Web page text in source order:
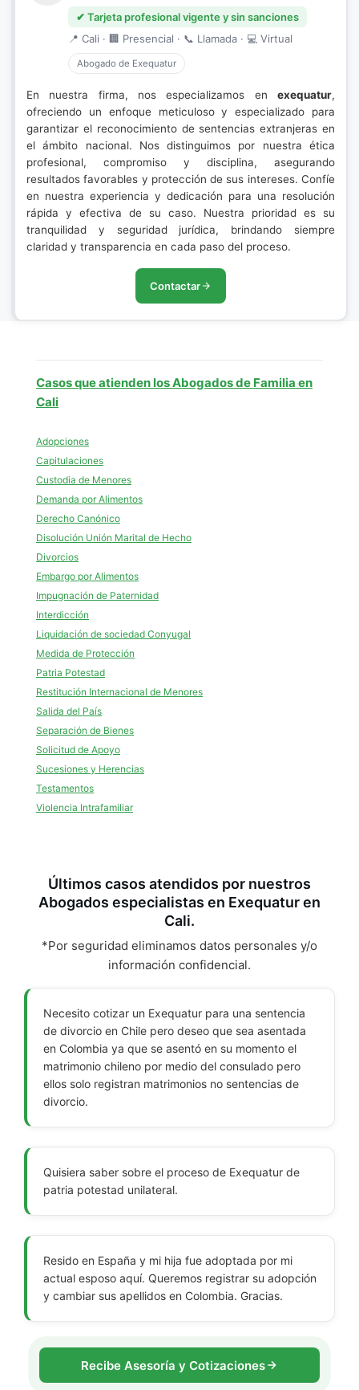
✔ Tarjeta profesional vigente y sin sanciones
📍 Cali · 🏢 Presencial · 📞 Llamada · 💻 Virtual
Abogado de Exequatur
En nuestra firma, nos especializamos en exequatur,
ofreciendo un enfoque meticuloso y especializado para
garantizar el reconocimiento de sentencias extranjeras en
el ámbito nacional. Nos distinguimos por nuestra ética
profesional, compromiso y disciplina, asegurando
resultados favorables y protección de sus intereses. Confíe
en nuestra experiencia y dedicación para una resolución
rápida y efectiva de su caso. Nuestra prioridad es su
tranquilidad y seguridad jurídica, brindando siempre
claridad y transparencia en cada paso del proceso.
Contactar
Casos que atienden los Abogados de Familia en
Cali
Adopciones
Capitulaciones
Custodia de Menores
Demanda por Alimentos
Derecho Canónico
Disolución Unión Marital de Hecho
Divorcios
Embargo por Alimentos
Impugnación de Paternidad
Interdicción
Liquidación de sociedad Conyugal
Medida de Protección
Patria Potestad
Restitución Internacional de Menores
Salida del País
Separación de Bienes
Solicitud de Apoyo
Sucesiones y Herencias
Testamentos
Violencia Intrafamiliar
Últimos casos atendidos por nuestros
Abogados especialistas en Exequatur en
Cali.
*Por seguridad eliminamos datos personales y/o
información confidencial.
Necesito cotizar un Exequatur para una sentencia
de divorcio en Chile pero deseo que sea asentada
en Colombia ya que se asentó en su momento el
matrimonio chileno por medio del consulado pero
ellos solo registran matrimonios no sentencias de
divorcio.
Quisiera saber sobre el proceso de Exequatur de
patria potestad unilateral.
Resido en España y mi hija fue adoptada por mi
actual esposo aquí. Queremos registrar su adopción
y cambiar sus apellidos en Colombia. Gracias.
Recibe Asesoría y Cotizaciones